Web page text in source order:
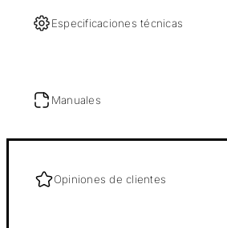
Especificaciones técnicas
Manuales
Opiniones de clientes